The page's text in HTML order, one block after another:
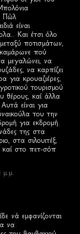
Πώλ
είναι
Και έτσι όλο
ποτισμάτων,
πού
μεγαλώνει, να
να καρπίζει
για κρουαζιέρες,
τουρισμού
θέρους, καί άλλα
είναι για
του την
για εκδρομή.
της στα
στα σιλουιτέξ,
καί στο πετ-σόπ
μ.μ.
νά εμφανίζονται
να